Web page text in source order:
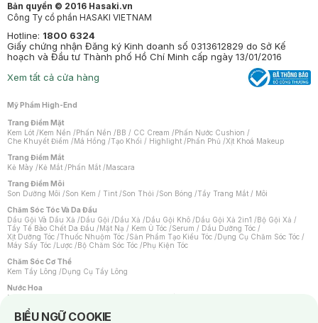
Bản quyền © 2016 Hasaki.vn
Công Ty cổ phần HASAKI VIETNAM
Hotline: 1800 6324
Giấy chứng nhận Đăng ký Kinh doanh số 0313612829 do Sở Kế
hoạch và Đầu tư Thành phố Hồ Chí Minh cấp ngày 13/01/2016
Xem tất cả cửa hàng
Mỹ Phẩm High-End
Trang Điểm Mặt
Kem Lót /Kem Nền /Phấn Nền /BB / CC Cream /Phấn Nước Cushion /
Che Khuyết Điểm /Má Hồng /Tạo Khối / Highlight /Phấn Phủ /Xịt Khoá Makeup
Trang Điểm Mắt
Kẻ Mày /Kẻ Mắt /Phấn Mắt /Mascara
Trang Điểm Môi
Son Dưỡng Môi /Son Kem / Tint /Son Thỏi /Son Bóng /Tẩy Trang Mắt / Môi
Chăm Sóc Tóc Và Da Đầu
Dầu Gội Và Dầu Xả /Dầu Gội /Dầu Xả /Dầu Gội Khô /Dầu Gội Xả 2in1 /Bộ Gội Xả /
Tẩy Tế Bào Chết Da Đầu /Mặt Nạ / Kem Ủ Tóc /Serum / Dầu Dưỡng Tóc /
Xịt Dưỡng Tóc /Thuốc Nhuộm Tóc /Sản Phẩm Tạo Kiểu Tóc /Dụng Cụ Chăm Sóc Tóc /
Máy Sấy Tóc /Lược /Bộ Chăm Sóc Tóc /Phụ Kiện Tóc
Chăm Sóc Cơ Thể
Kem Tẩy Lông /Dụng Cụ Tẩy Lông
Nước Hoa
Nước Hoa Nữ
BIỂU NGỮ COOKIE
Notice about cookies usage